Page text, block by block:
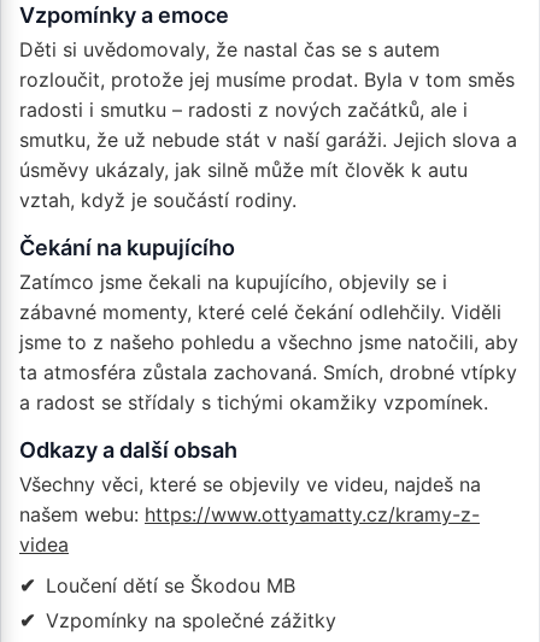
Vzpomínky a emoce
Děti si uvědomovaly, že nastal čas se s autem
rozloučit, protože jej musíme prodat. Byla v tom směs
radosti i smutku – radosti z nových začátků, ale i
smutku, že už nebude stát v naší garáži. Jejich slova a
úsměvy ukázaly, jak silně může mít člověk k autu
vztah, když je součástí rodiny.
Čekání na kupujícího
Zatímco jsme čekali na kupujícího, objevily se i
zábavné momenty, které celé čekání odlehčily. Viděli
jsme to z našeho pohledu a všechno jsme natočili, aby
ta atmosféra zůstala zachovaná. Smích, drobné vtípky
a radost se střídaly s tichými okamžiky vzpomínek.
Odkazy a další obsah
Všechny věci, které se objevily ve videu, najdeš na
našem webu: https://www.ottyamatty.cz/kramy-z-
videa
Loučení dětí se Škodou MB
Vzpomínky na společné zážitky